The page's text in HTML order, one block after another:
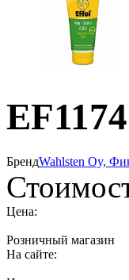
БрендWahlsten Oy,
Цена:
Розничный магазин
На сайте: